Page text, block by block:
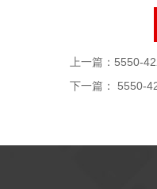
上一篇： 5550-
下一篇： 5550-